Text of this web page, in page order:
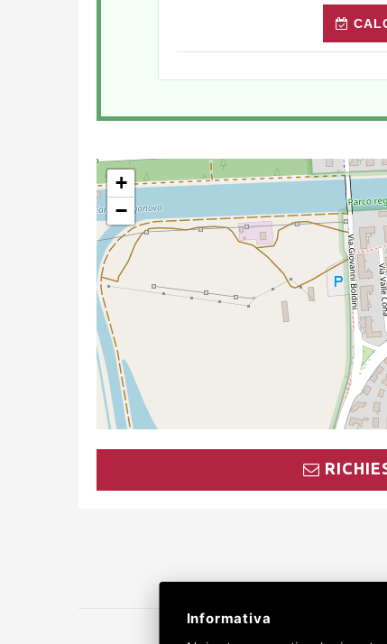
+
−
Informativa